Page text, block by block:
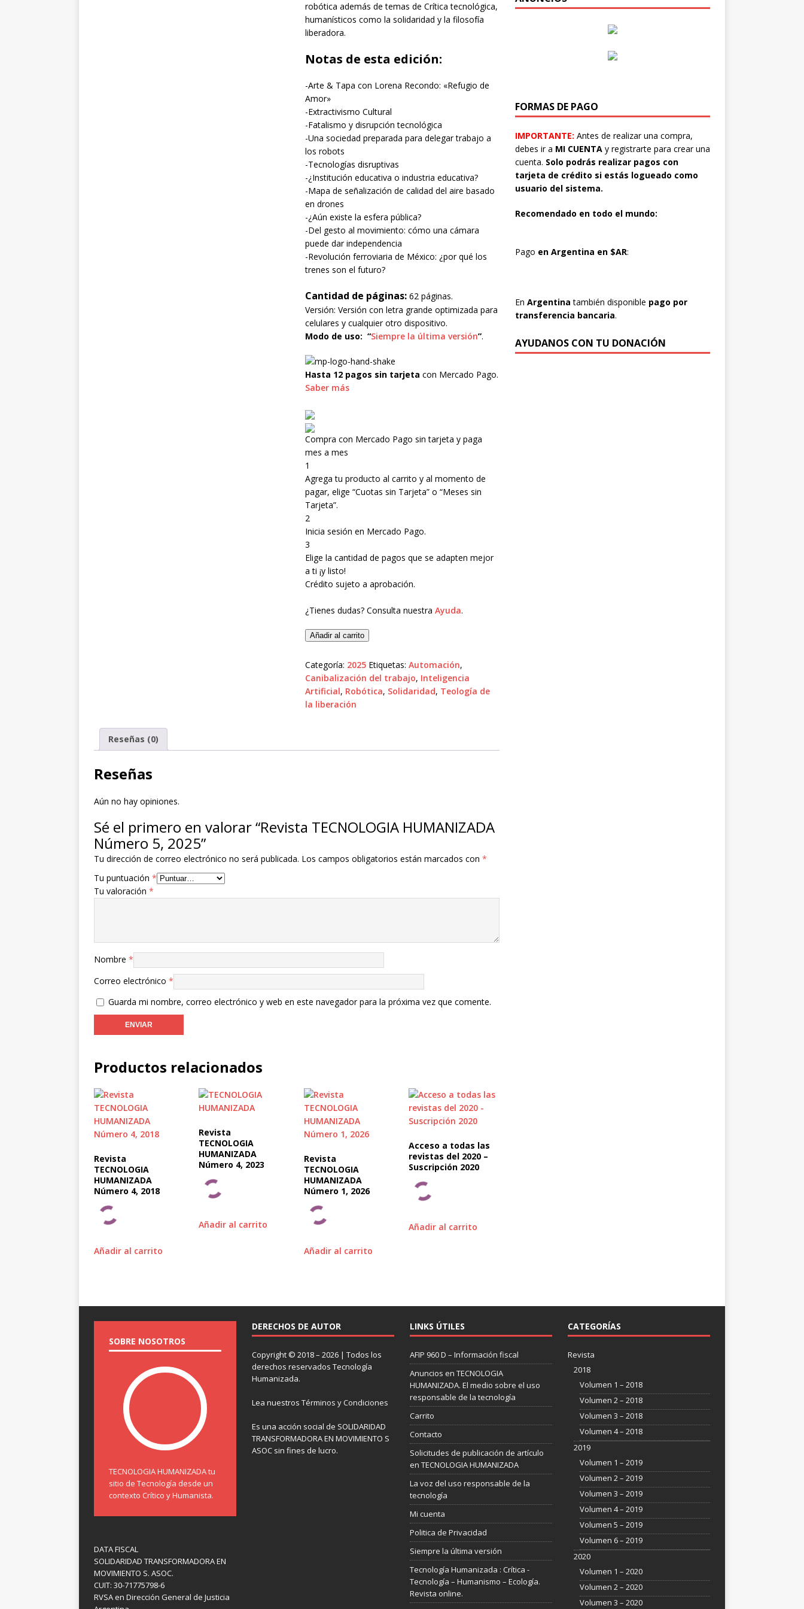
robótica además de temas de Crítica tecnológica,
humanísticos como la solidaridad y la filosofía
liberadora.
Notas de esta edición:
-Arte & Tapa con Lorena Recondo: «Refugio de
Amor»
-Extractivismo Cultural
-Fatalismo y disrupción tecnológica
-Una sociedad preparada para delegar trabajo a
los robots
-Tecnologías disruptivas
-¿Institución educativa o industria educativa?
-Mapa de señalización de calidad del aire basado
en drones
-¿Aún existe la esfera pública?
-Del gesto al movimiento: cómo una cámara
puede dar independencia
-Revolución ferroviaria de México: ¿por qué los
trenes son el futuro?
Cantidad de páginas: 62 páginas.
Versión: Versión con letra grande optimizada para
celulares y cualquier otro dispositivo.
Modo de uso: “Siempre la última versión”.
Hasta 12 pagos sin tarjeta con Mercado Pago.
Saber más
Compra con Mercado Pago sin tarjeta y paga
mes a mes
1
Agrega tu producto al carrito y al momento de
pagar, elige “Cuotas sin Tarjeta” o “Meses sin
Tarjeta”.
2
Inicia sesión en Mercado Pago.
3
Elige la cantidad de pagos que se adapten mejor
a ti ¡y listo!
Crédito sujeto a aprobación.
¿Tienes dudas? Consulta nuestra Ayuda.
Añadir al carrito
Categoría: 2025 Etiquetas: Automación,
Canibalización del trabajo, Inteligencia
Artificial, Robótica, Solidaridad, Teología de
la liberación
Reseñas (0)
Reseñas
Aún no hay opiniones.
Sé el primero en valorar “Revista TECNOLOGIA HUMANIZADA
Número 5, 2025”
Tu dirección de correo electrónico no será publicada. Los campos obligatorios están marcados con *
Tu puntuación *
Tu valoración *
Nombre *
Correo electrónico *
Guarda mi nombre, correo electrónico y web en este navegador para la próxima vez que comente.
Productos relacionados
Revista
TECNOLOGIA
HUMANIZADA
Número 4, 2018
Añadir al carrito
Revista
TECNOLOGIA
HUMANIZADA
Número 4, 2023
Añadir al carrito
Revista
TECNOLOGIA
HUMANIZADA
Número 1, 2026
Añadir al carrito
Acceso a todas las
revistas del 2020 –
Suscripción 2020
Añadir al carrito
FORMAS DE PAGO
IMPORTANTE: Antes de realizar una compra,
debes ir a MI CUENTAy registrarte para crear una
cuenta. Solo podrás realizar pagos con
tarjeta de crédito si estás logueado como
usuario del sistema.
Recomendado en todo el mundo:
Pago en Argentina en $AR:
En Argentina también disponible pago por
transferencia bancaria.
AYUDANOS CON TU DONACIÓN
SOBRE NOSOTROS
TECNOLOGIA HUMANIZADA tu
sitio de Tecnología desde un
contexto Crítico y Humanista.
DATA FISCAL
SOLIDARIDAD TRANSFORMADORA EN
MOVIMIENTO S. ASOC.
CUIT: 30-71775798-6
RVSA en Dirección General de Justicia
DERECHOS DE AUTOR
Copyright © 2018 – 2026 | Todos los
derechos reservados Tecnología
Humanizada.
Lea nuestros Términos y Condiciones
Es una acción social de SOLIDARIDAD
TRANSFORMADORA EN MOVIMIENTO S
ASOC sin fines de lucro.
LINKS ÚTILES
AFIP 960 D – Información fiscal
Anuncios en TECNOLOGIA
HUMANIZADA. El medio sobre el uso
responsable de la tecnología
Carrito
Contacto
Solicitudes de publicación de artículo
en TECNOLOGIA HUMANIZADA
La voz del uso responsable de la
tecnología
Mi cuenta
Politica de Privacidad
Siempre la última versión
Tecnología Humanizada : Crítica -
Tecnología – Humanismo – Ecología.
Revista online.
CATEGORÍAS
Revista
2018
Volumen 1 – 2018
Volumen 2 – 2018
Volumen 3 – 2018
Volumen 4 – 2018
2019
Volumen 1 – 2019
Volumen 2 – 2019
Volumen 3 – 2019
Volumen 4 – 2019
Volumen 5 – 2019
Volumen 6 – 2019
2020
Volumen 1 – 2020
Volumen 2 – 2020
Volumen 3 – 2020